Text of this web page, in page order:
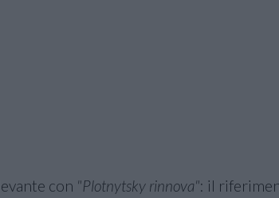
con "Plotnytsky rinnova": il